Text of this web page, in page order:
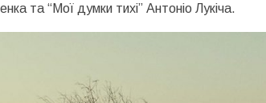
та “Мої думки тихі” Антоніо Лукіча.